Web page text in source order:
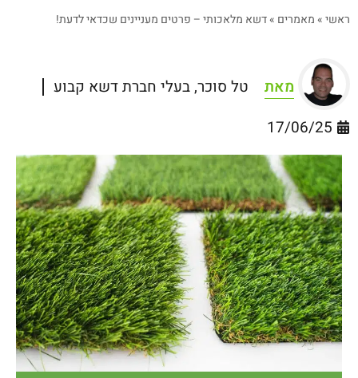
ראשי»מאמרים »דשא מלאכותי – פרטים מעניינים שכדאי לדעת!
מאת
טל סוכר, בעלי חברת דשא קבוע
17/06/25